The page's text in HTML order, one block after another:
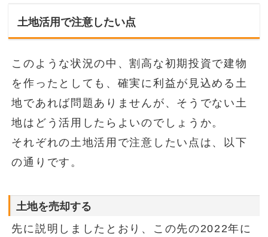
土地活用で注意したい点
このような状況の中、割高な初期投資で建物
を作ったとしても、確実に利益が見込める土
地であれば問題ありませんが、そうでない土
地はどう活用したらよいのでしょうか。
それぞれの土地活用で注意したい点は、以下
の通りです。
土地を売却する
先に説明しましたとおり、この先の2022年に